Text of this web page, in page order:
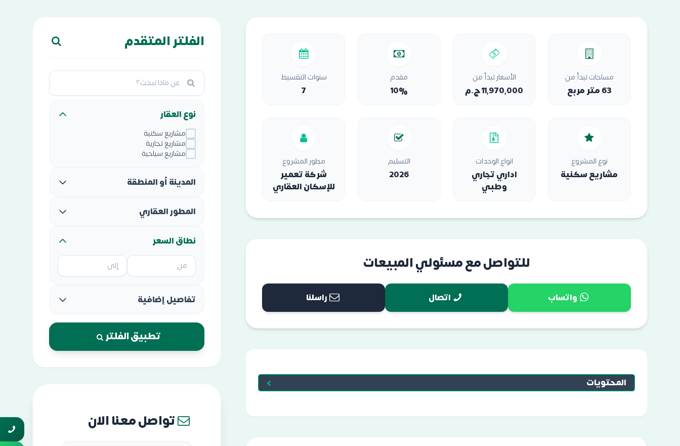
مساحات تبدأ من
63 متر مربع
الأسعار تبدأ من
11,970,000 ج.م
مقدم
10%
سنوات التقسيط
7
نوع المشروع
مشاريع سكنية
انواع الوحدات
اداري تجاري
وطبي
التسليم
2026
مطور المشروع
شركة تعمير
للإسكان العقاري
للتواصل مع مسئولي المبيعات
واتساب اتصال راسلنا
المحتويات
الفلتر المتقدم
نوع العقار
مشاريع سكنية
مشاريع تجارية
مشاريع سياحية
المدينة أو المنطقة
المطور العقاري
نطاق السعر
تفاصيل إضافية
تطبيق الفلتر
تواصل معنا الان